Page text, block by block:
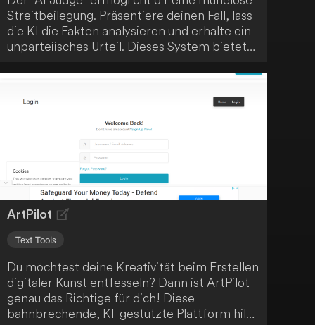
Streitbeilegung. Präsentiere deinen Fall, lass
die KI die Fakten analysieren und erhalte ein
unparteiisches Urteil. Dieses System bietet
Konfliktlösungen, angetrieben durch
ArtPilot
Text Tools
Du möchtest deine Kreativität beim Erstellen
digitaler Kunst entfesseln? Dann ist ArtPilot
genau das Richtige für dich! Diese
bahnbrechende, KI-gestützte Plattform hilft